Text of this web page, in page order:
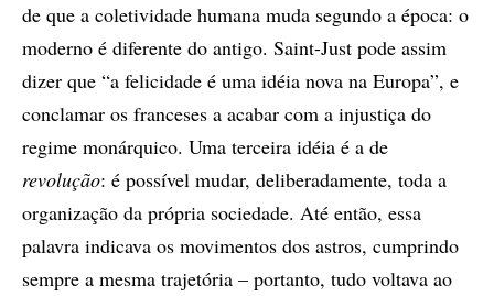
de que a coletividade humana muda segundo a época: o
moderno é diferente do antigo. Saint-Just pode assim
dizer que “a felicidade é uma idéia nova na Europa”, e
conclamar os franceses a acabar com a injustiça do
regime monárquico. Uma terceira idéia é a de
revolução: é possível mudar, deliberadamente, toda a
organização da própria sociedade. Até então, essa
palavra indicava os movimentos dos astros, cumprindo
sempre a mesma trajetória – portanto, tudo voltava ao